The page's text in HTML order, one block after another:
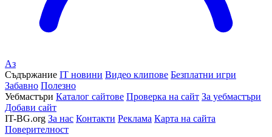
Аз
Съдържание IT новини Видео клипове Безплатни игри
Забавно Полезно
Уебмастъри Каталог сайтове Проверка на сайт За уебмастъри
Добави сайт
IT-BG.org За нас Контакти Реклама Карта на сайта
Поверителност